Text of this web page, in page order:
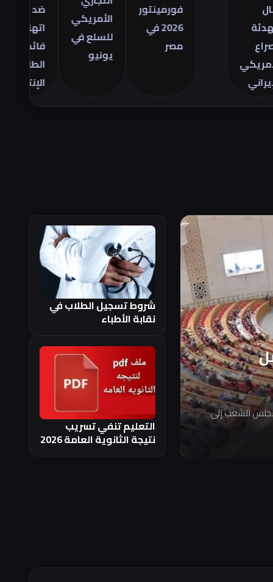
فورمينتور
2026 في
الأمريكي
للسلع في
يونيو
اتهامات
فائض
الطاقة
الإنتاجية
الشعب إلى
شروط تسجيل الطلاب في
نقابة الأطباء
التعليم تنفي تسريب
نتيجة الثانوية العامة 2026